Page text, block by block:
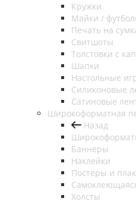
Кружки
Майки /
Печать на
Свитшоты
Толстовки с
Шапки
Настольные
Силиконовые
Сатиновые
Широкоформатная
Назад
Баннеры
Наклейки
Постеры и
Холсты